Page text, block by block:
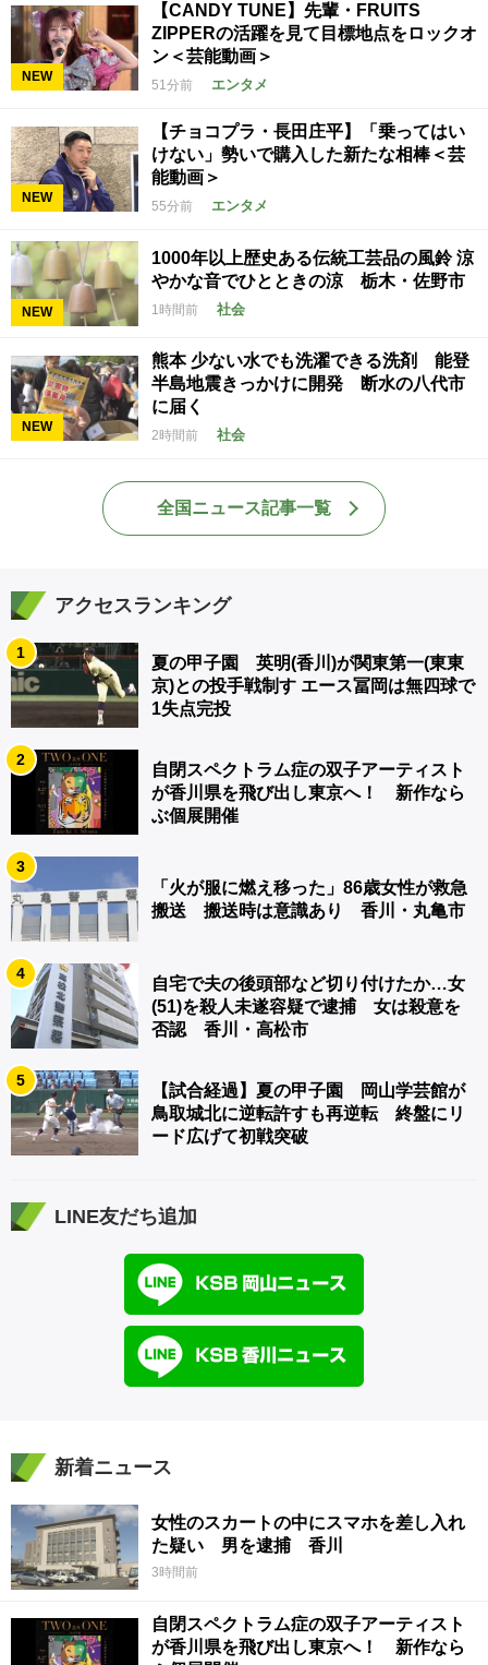
NEW
【CANDY TUNE】先輩・FRUITS
ZIPPERの活躍を見て目標地点をロックオ
ン＜芸能動画＞
51分前 エンタメ
NEW
【チョコプラ・長田庄平】「乗ってはい
けない」勢いで購入した新たな相棒＜芸
能動画＞
55分前 エンタメ
NEW
1000年以上歴史ある伝統工芸品の風鈴 涼
やかな音でひとときの涼 栃木・佐野市
1時間前 社会
NEW
熊本 少ない水でも洗濯できる洗剤 能登
半島地震きっかけに開発 断水の八代市
に届く
2時間前 社会
全国ニュース記事一覧
アクセスランキング
1
夏の甲子園 英明(香川)が関東第一(東東
京)との投手戦制す エース冨岡は無四球で
1失点完投
2
自閉スペクトラム症の双子アーティスト
が香川県を飛び出し東京へ！ 新作なら
ぶ個展開催
3
「火が服に燃え移った」86歳女性が救急
搬送 搬送時は意識あり 香川・丸亀市
4
自宅で夫の後頭部など切り付けたか…女
(51)を殺人未遂容疑で逮捕 女は殺意を
否認 香川・高松市
5
【試合経過】夏の甲子園 岡山学芸館が
鳥取城北に逆転許すも再逆転 終盤にリ
ード広げて初戦突破
LINE友だち追加
新着ニュース
女性のスカートの中にスマホを差し入れ
た疑い 男を逮捕 香川
3時間前
自閉スペクトラム症の双子アーティスト
が香川県を飛び出し東京へ！ 新作なら